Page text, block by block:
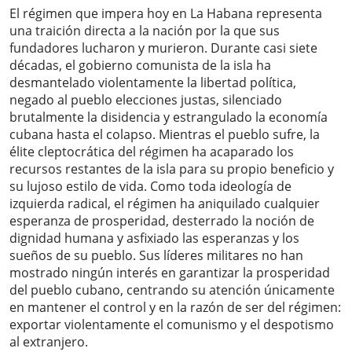
El régimen que impera hoy en La Habana representa
una traición directa a la nación por la que sus
fundadores lucharon y murieron. Durante casi siete
décadas, el gobierno comunista de la isla ha
desmantelado violentamente la libertad política,
negado al pueblo elecciones justas, silenciado
brutalmente la disidencia y estrangulado la economía
cubana hasta el colapso. Mientras el pueblo sufre, la
élite cleptocrática del régimen ha acaparado los
recursos restantes de la isla para su propio beneficio y
su lujoso estilo de vida. Como toda ideología de
izquierda radical, el régimen ha aniquilado cualquier
esperanza de prosperidad, desterrado la noción de
dignidad humana y asfixiado las esperanzas y los
sueños de su pueblo. Sus líderes militares no han
mostrado ningún interés en garantizar la prosperidad
del pueblo cubano, centrando su atención únicamente
en mantener el control y en la razón de ser del régimen:
exportar violentamente el comunismo y el despotismo
al extranjero.